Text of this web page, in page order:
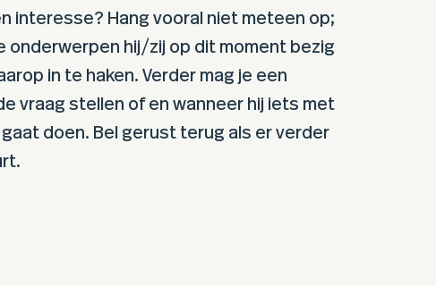
interesse? Hang vooral niet meteen op;
onderwerpen hij/zij op dit moment bezig
in te haken. Verder mag je een
vraag stellen of en wanneer hij iets met
doen. Bel gerust terug als er verder